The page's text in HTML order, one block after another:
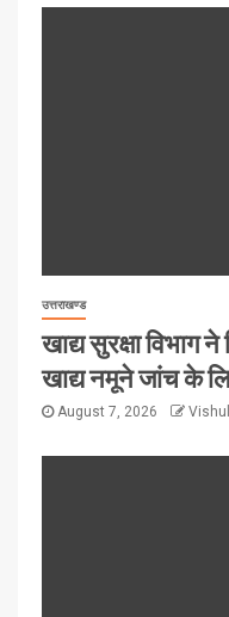
उत्तराखण्ड
खाद्य सुरक्षा विभाग ने
खाद्य नमूने जांच के
August 7, 2026